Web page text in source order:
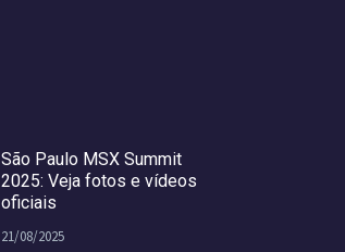
São Paulo MSX Summit
2025: Veja fotos e vídeos
oficiais
21/08/2025